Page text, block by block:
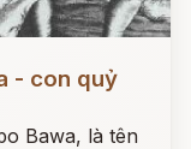
- con quỷ
Bawa, là tên